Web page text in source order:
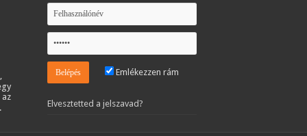
Emlékezzen rám
Elvesztetted a jelszavad?